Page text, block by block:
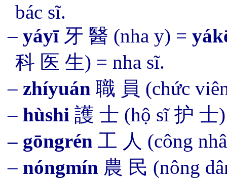
bác sĩ.
– yáyī牙 醫 (nha y) =
科 医 生) = nha sĩ.
– zhíyuán 職 員 (chức
– hùshi 護 士 (hộ sĩ 护 士
– gōngrén 工 人 (công
– nóngmín 農 民 (nông